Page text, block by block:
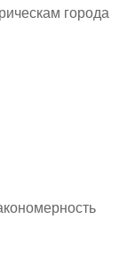
города